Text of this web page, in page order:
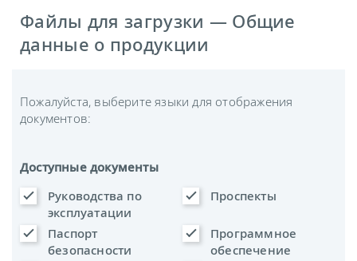
Файлы для загрузки — Общие
данные о продукции
Пожалуйста, выберите языки для отображения
документов:
Доступные документы
Руководства по
эксплуатации
Проспекты
Паспорт
безопасности
Программное
обеспечение